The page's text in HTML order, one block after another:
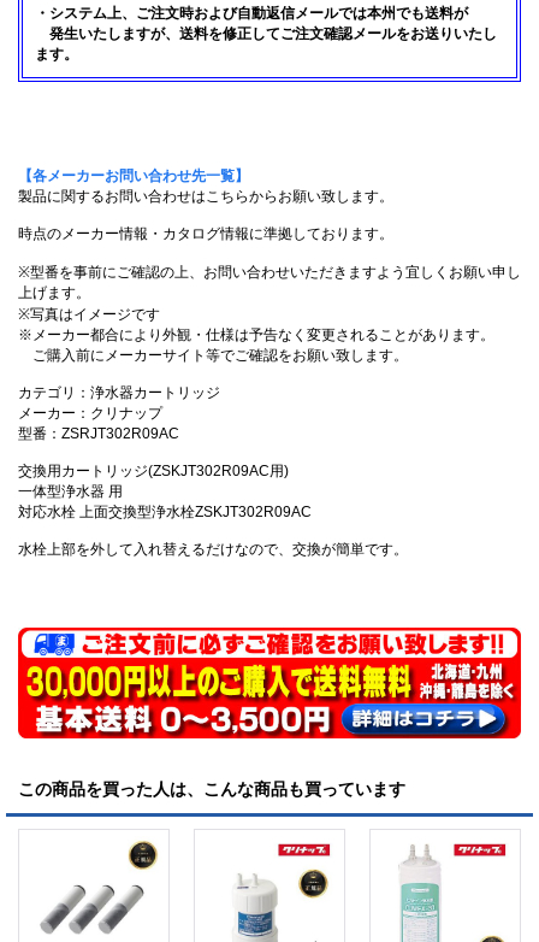
・システム上、ご注文時および自動返信メールでは本州でも送料が
発生いたしますが、送料を修正してご注文確認メールをお送りいたし
ます。
【各メーカーお問い合わせ先一覧】
製品に関するお問い合わせはこちらからお願い致します。
時点のメーカー情報・カタログ情報に準拠しております。
※型番を事前にご確認の上、お問い合わせいただきますよう宜しくお願い申し
上げます。
※写真はイメージです
※メーカー都合により外観・仕様は予告なく変更されることがあります。
ご購入前にメーカーサイト等でご確認をお願い致します。
カテゴリ：浄水器カートリッジ
メーカー：クリナップ
型番：ZSRJT302R09AC
交換用カートリッジ(ZSKJT302R09AC用)
一体型浄水器 用
対応水栓 上面交換型浄水栓ZSKJT302R09AC
水栓上部を外して入れ替えるだけなので、交換が簡単です。
この商品を買った人は、こんな商品も買っています